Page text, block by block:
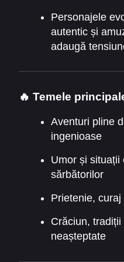
Personajele
autentic și
adaugă
🔥 Temele
Aventuri pline
ingenioase
Umor și situații
sărbătorilor
Prietenie,
Crăciun,
neașteptate